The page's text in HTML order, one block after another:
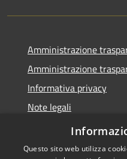
Amministrazione
Amministrazione
Informativa privacy
Note legali
Dichiarazione di
Questo sito web utilizza